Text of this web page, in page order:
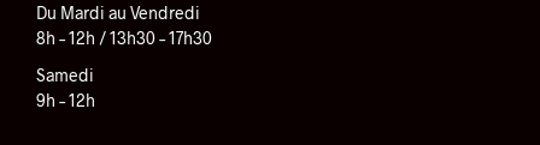
Du Mardi au Vendredi
8h – 12h / 13h30 – 17h30
Samedi
9h – 12h